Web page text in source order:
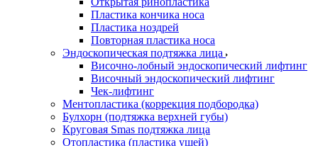
Пластика кончика носа
Пластика ноздрей
Повторная пластика носа
Эндоскопическая подтяжка лица
Височно-лобный эндоскопический лифтинг
Височный эндоскопический лифтинг
Чек-лифтинг
Ментопластика (коррекция подбородка)
Булхорн (подтяжка верхней губы)
Круговая Smas подтяжка лица
Отопластика (пластика ушей)